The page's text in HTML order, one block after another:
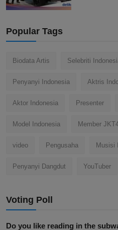
Popular Tags
Biodata Artis Selebriti
Penyanyi Indonesia Aktris
Aktor Indonesia Presenter
Model Indonesia Member
video Pengusaha Musisi
Penyanyi Dangdut YouTuber
Voting Poll
Do you like reading in the